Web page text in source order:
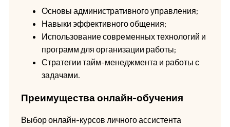
Основы административного управления;
Навыки эффективного общения;
Использование современных технологий и
программ для организации работы;
Стратегии тайм-менеджмента и работы с
задачами.
Преимущества онлайн-обучения
Выбор онлайн-курсов личного ассистента